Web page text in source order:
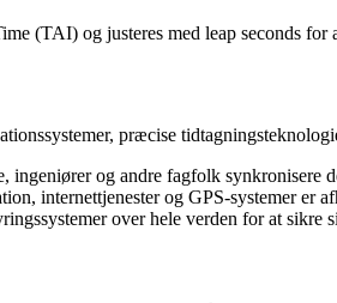
(TAI) og justeres med leap seconds
præcise
ingeniører og andre fagfolk synkronisere
internettjenester og GPS-systemer er
over hele verden for at sikre